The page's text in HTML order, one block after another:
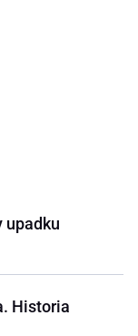
upadku
Historia